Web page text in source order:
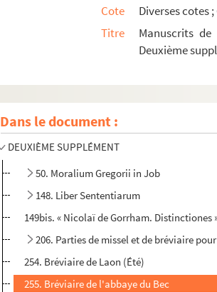
Cote
Diverses cotes ;
Titre
Manuscrits
Deuxième
Dans le document :
DEUXIÈME SUPPLÉMENT
50. Moralium Gregorii in Job
148. Liber Sententiarum
149bis. « Nicolaï de Gorrham. Distinctiones
206. Parties de missel et de bréviaire
254. Bréviaire de Laon (Été)
255. Bréviaire de l'abbaye du Bec